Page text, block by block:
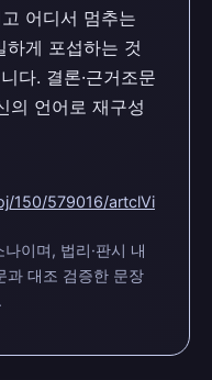
어디서 멈추는
게 포섭하는 것
다. 결론·근거조문
의 언어로 재구성
150/579016/artclVi
이며, 법리·판시 내
과 대조 검증한 문장